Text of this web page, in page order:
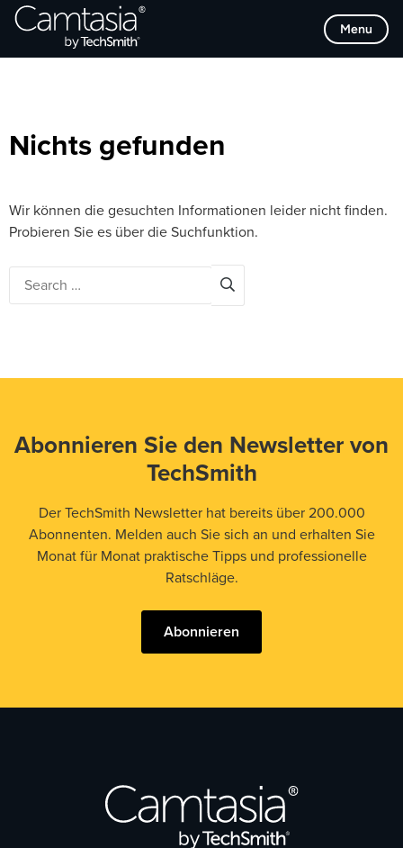
Direkt
zum
Menu
Browse Categories
Nichts gefunden
Wir können die gesuchten Informationen leider nicht finden.
Probieren Sie es über die Suchfunktion.
Abonnieren Sie den Newsletter von
TechSmith
Der TechSmith Newsletter hat bereits über 200.000
Abonnenten. Melden auch Sie sich an und erhalten Sie
Monat für Monat praktische Tipps und professionelle
Ratschläge.
Abonnieren